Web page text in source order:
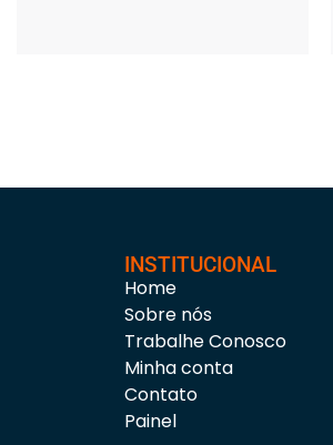
INSTITUCIONAL
Home
Sobre nós
Trabalhe Conosco
Minha conta
Contato
Painel